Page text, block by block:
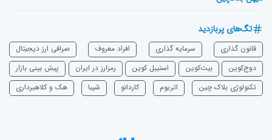
تگ‌های پربازدید
قانون گذاری سرمایه‌ گذاری افراد معروف
صرافی ارز دیجیتال
دوج‌کوین
بیت‌کوین استیبل کوین رمزارز در ایران
پیش بینی بازار
تکنولوژی بلاک چین
اتریوم ‌کاردانو شیبا هک و کلاهبرداری